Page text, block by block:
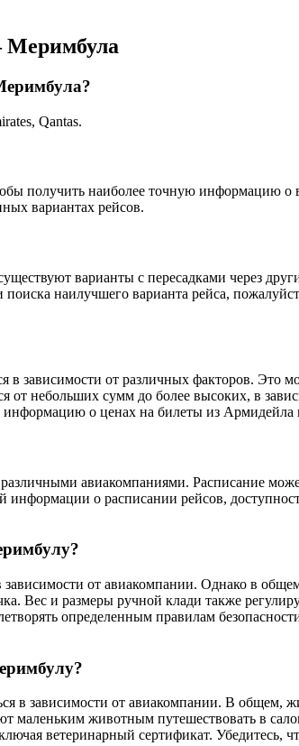
Меримбула
Qantas.
получить наиболее точную информацию о
вариантах рейсов.
варианты с пересадками через
наилучшего варианта рейса,
зависимости от различных факторов. Это
от небольших сумм до более высоких, в
информацию о ценах на билеты из Армидейла
авиакомпаниями. Расписание
о расписании рейсов,
от авиакомпании. Однако в
Вес и размеры ручной клади также
определенным правилам
в зависимости от авиакомпании. В
маленьким животным путешествовать в
ветеринарный сертификат. Убедитесь,